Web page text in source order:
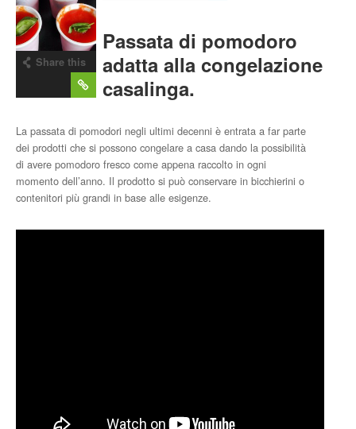
Share this
Passata di pomodoro
adatta alla congelazione
casalinga.
La passata di pomodori negli ultimi decenni è entrata a far parte
dei prodotti che si possono congelare a casa dando la possibilità
di avere pomodoro fresco come appena raccolto in ogni
momento dell’anno. Il prodotto si può conservare in bicchierini o
contenitori più grandi in base alle esigenze.